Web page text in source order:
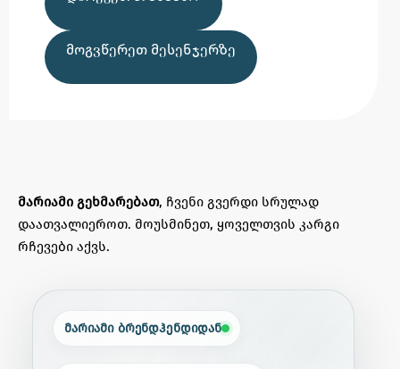
ᲛᲝᲒᲕᲬᲔᲠᲔᲗ ᲛᲔᲡᲔᲜᲯᲔᲠᲖᲔ
მარიამი გეხმარებათ, ჩვენი გვერდი სრულად
დაათვალიეროთ. მოუსმინეთ, ყოველთვის კარგი
რჩევები აქვს.
მარიამი ბრენდჰენდიდან